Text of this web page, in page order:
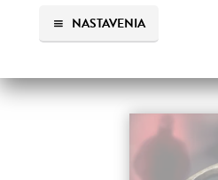
NASTAVENIA
15,91 €